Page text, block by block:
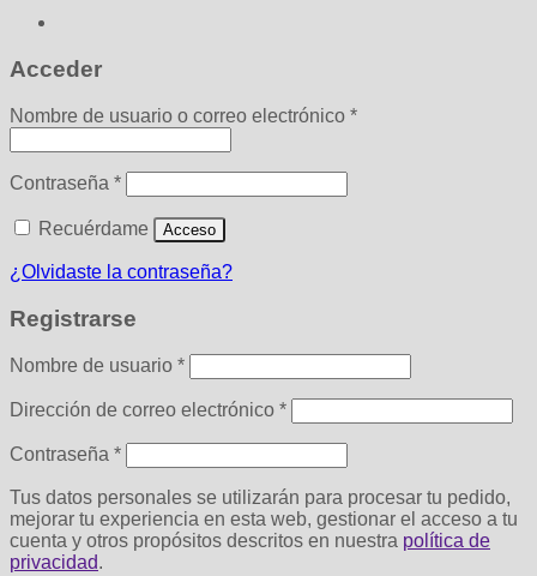
Acceder
Nombre de usuario o correo electrónico *Obligatorio
Contraseña *Obligatorio
Recuérdame Acceso
¿Olvidaste la contraseña?
Registrarse
Nombre de usuario *Obligatorio
Dirección de correo electrónico *Obligatorio
Contraseña *Obligatorio
Tus datos personales se utilizarán para procesar tu pedido,
mejorar tu experiencia en esta web, gestionar el acceso a tu
cuenta y otros propósitos descritos en nuestra política de
privacidad.